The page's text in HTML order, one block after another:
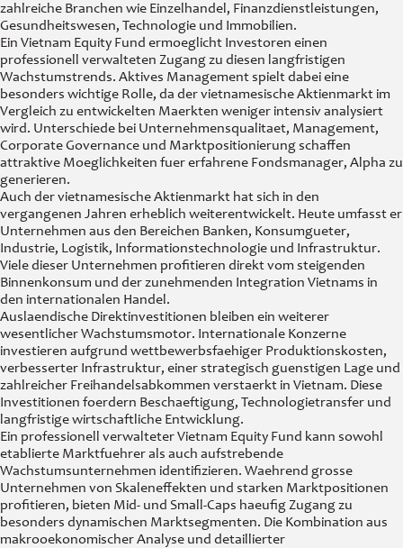
zahlreiche Branchen wie Einzelhandel, Finanzdienstleistungen,
Gesundheitswesen, Technologie und Immobilien.
Ein Vietnam Equity Fund ermoeglicht Investoren einen
professionell verwalteten Zugang zu diesen langfristigen
Wachstumstrends. Aktives Management spielt dabei eine
besonders wichtige Rolle, da der vietnamesische Aktienmarkt im
Vergleich zu entwickelten Maerkten weniger intensiv analysiert
wird. Unterschiede bei Unternehmensqualitaet, Management,
Corporate Governance und Marktpositionierung schaffen
attraktive Moeglichkeiten fuer erfahrene Fondsmanager, Alpha zu
generieren.
Auch der vietnamesische Aktienmarkt hat sich in den
vergangenen Jahren erheblich weiterentwickelt. Heute umfasst er
Unternehmen aus den Bereichen Banken, Konsumgueter,
Industrie, Logistik, Informationstechnologie und Infrastruktur.
Viele dieser Unternehmen profitieren direkt vom steigenden
Binnenkonsum und der zunehmenden Integration Vietnams in
den internationalen Handel.
Auslaendische Direktinvestitionen bleiben ein weiterer
wesentlicher Wachstumsmotor. Internationale Konzerne
investieren aufgrund wettbewerbsfaehiger Produktionskosten,
verbesserter Infrastruktur, einer strategisch guenstigen Lage und
zahlreicher Freihandelsabkommen verstaerkt in Vietnam. Diese
Investitionen foerdern Beschaeftigung, Technologietransfer und
langfristige wirtschaftliche Entwicklung.
Ein professionell verwalteter Vietnam Equity Fund kann sowohl
etablierte Marktfuehrer als auch aufstrebende
Wachstumsunternehmen identifizieren. Waehrend grosse
Unternehmen von Skaleneffekten und starken Marktpositionen
profitieren, bieten Mid- und Small-Caps haeufig Zugang zu
besonders dynamischen Marktsegmenten. Die Kombination aus
makrooekonomischer Analyse und detaillierter